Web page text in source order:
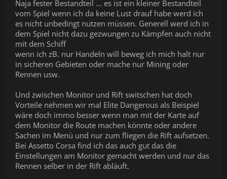
Naja fester Bestandteil ... es ist ein kleiner Bestandteil
vom Spiel wenn ich da keine Lust drauf habe werd ich
es nicht unbedingt nutzen müssen. Generell werd ich in
dem Spiel nicht dazu gezwungen zu Kämpfen auch nicht
mit dem Schiff
wenn ich zB. nur Handeln will beweg ich mich halt nur
in sicheren Gebieten oder mache nur Mining oder
Rennen usw.
Und zwischen Monitor und Rift switschen hat doch
Vorteile nehmen wir mal Elite Dangerous als Beispiel
wäre doch immo besser wenn man mit der Karte auf
dem Monitor die Route machen könnte oder andere
Sachen im Menü und nur zum fliegen die Rift aufsetzen.
Bei Assetto Corsa find ich das auch gut das die
Einstellungen am Monitor gemacht werden und nur das
Rennen selber in der Rift abläuft.